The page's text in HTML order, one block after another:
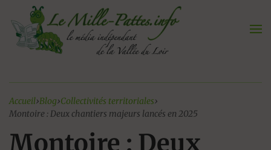
contenu
Accueil›Blog›Collectivités territoriales›
Montoire : Deux chantiers majeurs lancés en 2025
Montoire : Deux